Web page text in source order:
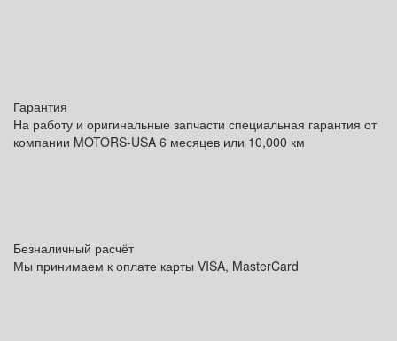
Гарантия
На работу и оригинальные запчасти специальная гарантия от
компании MOTORS-USA 6 месяцев или 10,000 км
Безналичный расчёт
Мы принимаем к оплате карты VISA, MasterCard